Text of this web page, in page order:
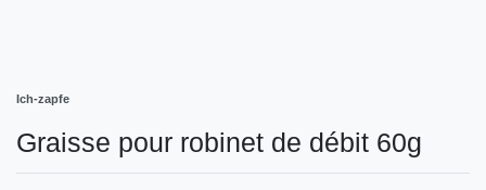
Ich-zapfe
Graisse pour robinet de débit 60g